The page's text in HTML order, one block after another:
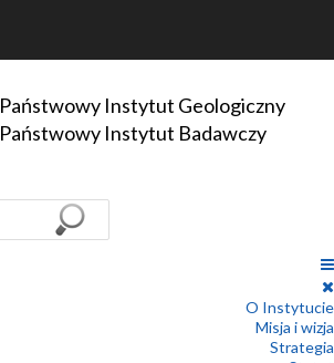
Państwowy Instytut Geologiczny
Państwowy Instytut Badawczy
O Instytucie
Misja i wizja
Strategia